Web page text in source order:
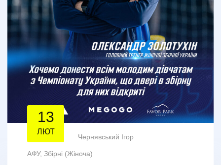
13
ЛЮТ
Чернявський Ігор
АФУ, Збірні (Жіноча)